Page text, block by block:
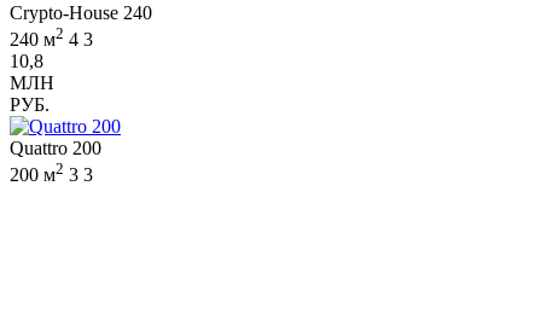
Crypto-House 240
240 м2 4 3
10,8
МЛН
РУБ.
Quattro 200
200 м2 3 3